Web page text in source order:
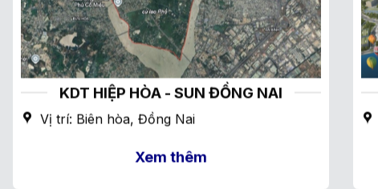
KDT HIỆP HÒA - SUN ĐỒNG NAI
Vị trí: Biên hòa, Đồng Nai
Xem thêm